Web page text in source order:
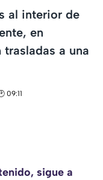
al interior de
en
a una
09:11
sigue a